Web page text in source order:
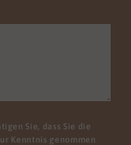
Sie, dass Sie die
Kenntnis genommen